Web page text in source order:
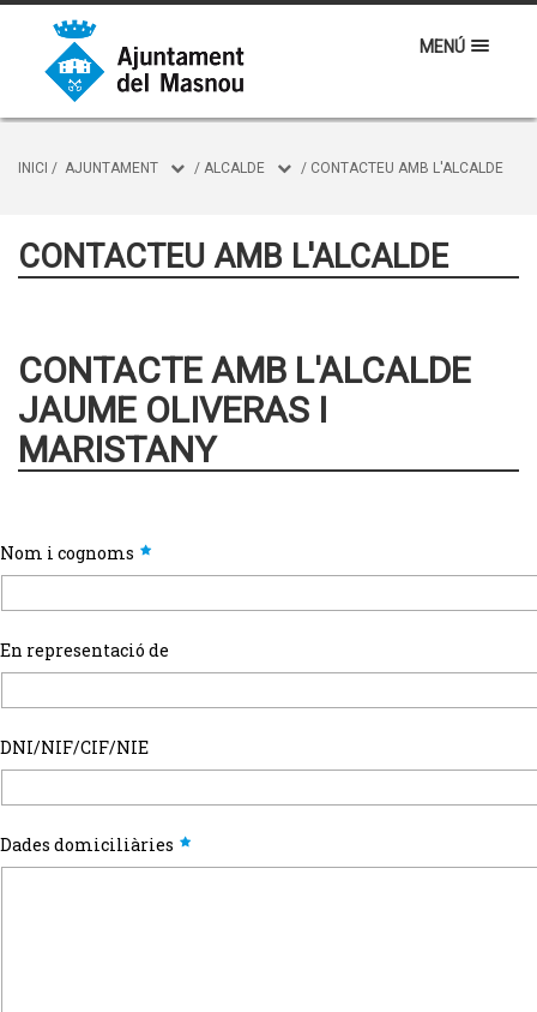
MENÚ
INICI / AJUNTAMENT / ALCALDE / CONTACTEU AMB L'ALCALDE
CONTACTEU AMB L'ALCALDE
CONTACTE AMB L'ALCALDE
JAUME OLIVERAS I
MARISTANY
Nom i cognoms
En representació de
DNI/NIF/CIF/NIE
Dades domiciliàries